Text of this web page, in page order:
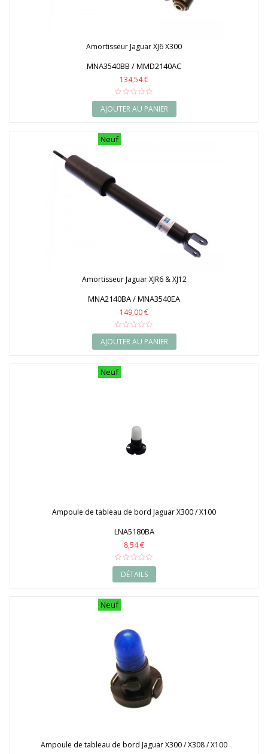
Amortisseur Jaguar XJ6 X300
MNA3540BB / MMD2140AC
134,54 €
AJOUTER AU PANIER
Neuf
Amortisseur Jaguar XJR6 & XJ12
MNA2140BA / MNA3540EA
149,00 €
AJOUTER AU PANIER
Neuf
Ampoule de tableau de bord Jaguar X300 / X100
LNA5180BA
8,54 €
DÉTAILS
Neuf
Ampoule de tableau de bord Jaguar X300 / X308 / X100